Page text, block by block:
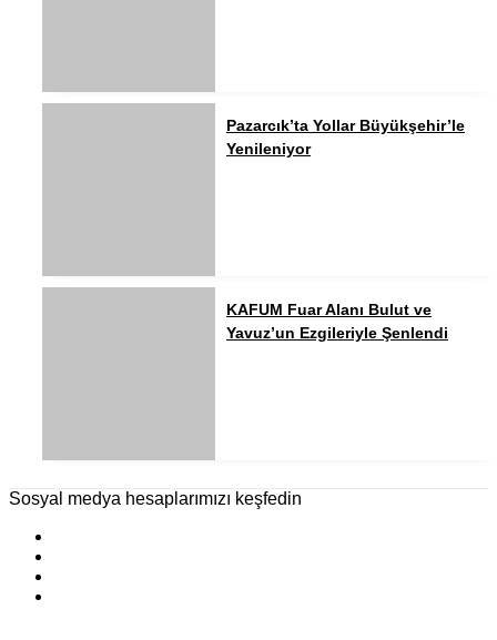
Pazarcık’ta Yollar Büyükşehir’le
Yenileniyor
KAFUM Fuar Alanı Bulut ve
Yavuz’un Ezgileriyle Şenlendi
Sosyal medya hesaplarımızı keşfedin